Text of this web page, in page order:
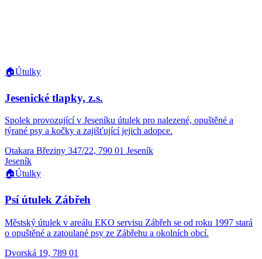
🏠Útulky
Jesenické tlapky, z.s.
Spolek provozující v Jeseníku útulek pro nalezené, opuštěné a
týrané psy a kočky a zajišťující jejich adopce.
Otakara Březiny 347/22, 790 01 Jeseník
Jeseník
🏠Útulky
Psí útulek Zábřeh
Městský útulek v areálu EKO servisu Zábřeh se od roku 1997 stará
o opuštěné a zatoulané psy ze Zábřehu a okolních obcí.
Dvorská 19, 789 01